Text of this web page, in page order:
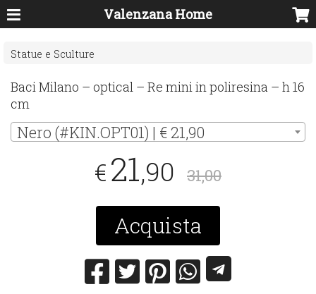
Valenzana Home
Statue e Sculture
Baci Milano – optical – Re mini in poliresina – h 16
cm
Nero (#KIN.OPT01) | € 21,90
€21,90 31,00
Acquista